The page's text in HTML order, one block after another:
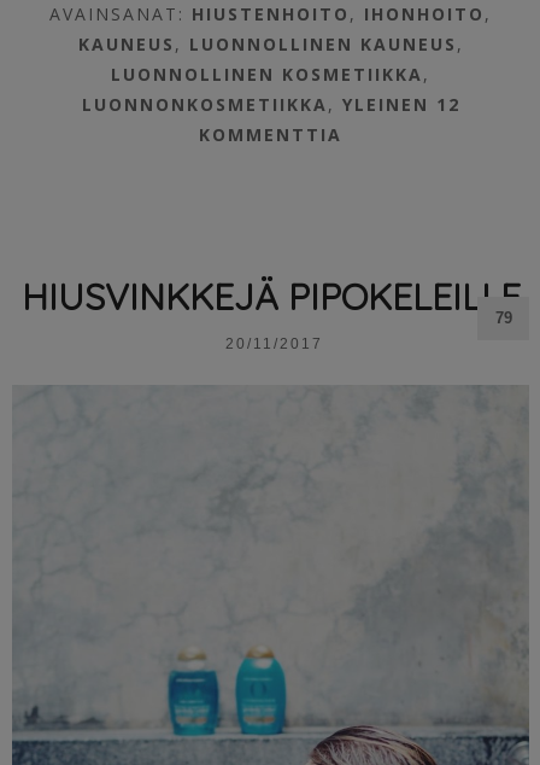
AVAINSANAT: HIUSTENHOITO , IHONHOITO ,
KAUNEUS , LUONNOLLINEN KAUNEUS ,
LUONNOLLINEN KOSMETIIKKA,
LUONNONKOSMETIIKKA, YLEINEN 12
KOMMENTTIA
HIUSVINKKEJÄ PIPOKELEILLE
20/11/2017
79